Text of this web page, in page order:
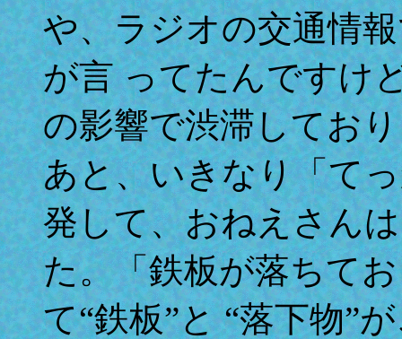
や、ラジオの交通情
が言 ってたんですけ
の影響で渋滞してお
あと、いきなり「て
発して、おねえさん
た。「鉄板が落ちて
て“鉄板”と “落下物”